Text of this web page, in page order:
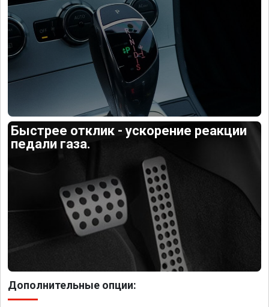
Быстрее отклик - ускорение реакции
педали газа.
Дополнительные опции: